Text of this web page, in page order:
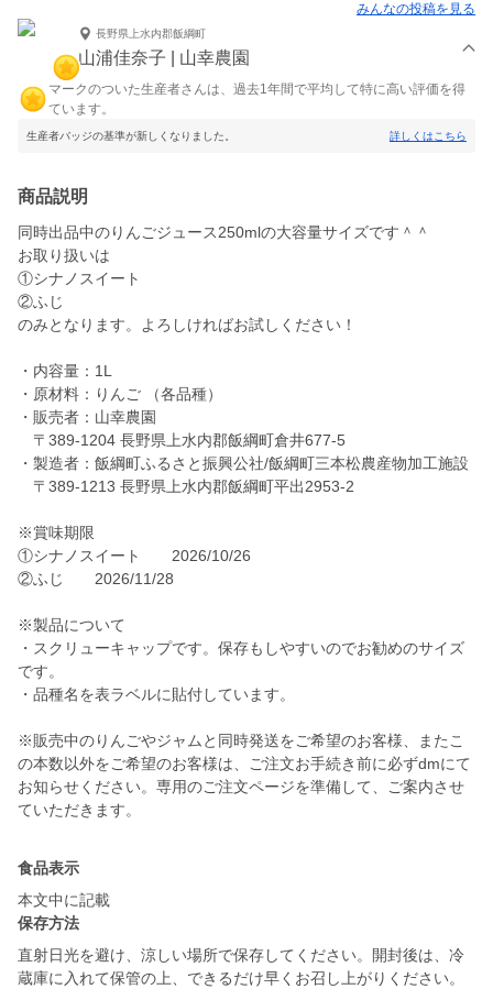
みんなの投稿を見る
長野県上水内郡飯綱町
山浦佳奈子 | 山幸農園
マークのついた生産者さんは、過去1年間で平均して特に高い評価を得
ています。
生産者バッジの基準が新しくなりました。 詳しくはこちら
商品説明
同時出品中のりんごジュース250mlの大容量サイズです＾＾
お取り扱いは
①シナノスイート
②ふじ
のみとなります。よろしければお試しください！
・内容量：1L
・原材料：りんご （各品種）
・販売者：山幸農園
〒389-1204 長野県上水内郡飯綱町倉井677-5
・製造者：飯綱町ふるさと振興公社/飯綱町三本松農産物加工施設
〒389-1213 長野県上水内郡飯綱町平出2953-2
※賞味期限
①シナノスイート 2026/10/26
②ふじ 2026/11/28
※製品について
・スクリューキャップです。保存もしやすいのでお勧めのサイズ
です。
・品種名を表ラベルに貼付しています。
※販売中のりんごやジャムと同時発送をご希望のお客様、またこ
の本数以外をご希望のお客様は、ご注文お手続き前に必ずdmにて
お知らせください。専用のご注文ページを準備して、ご案内させ
ていただきます。
食品表示
本文中に記載
保存方法
直射日光を避け、涼しい場所で保存してください。開封後は、冷
蔵庫に入れて保管の上、できるだけ早くお召し上がりください。